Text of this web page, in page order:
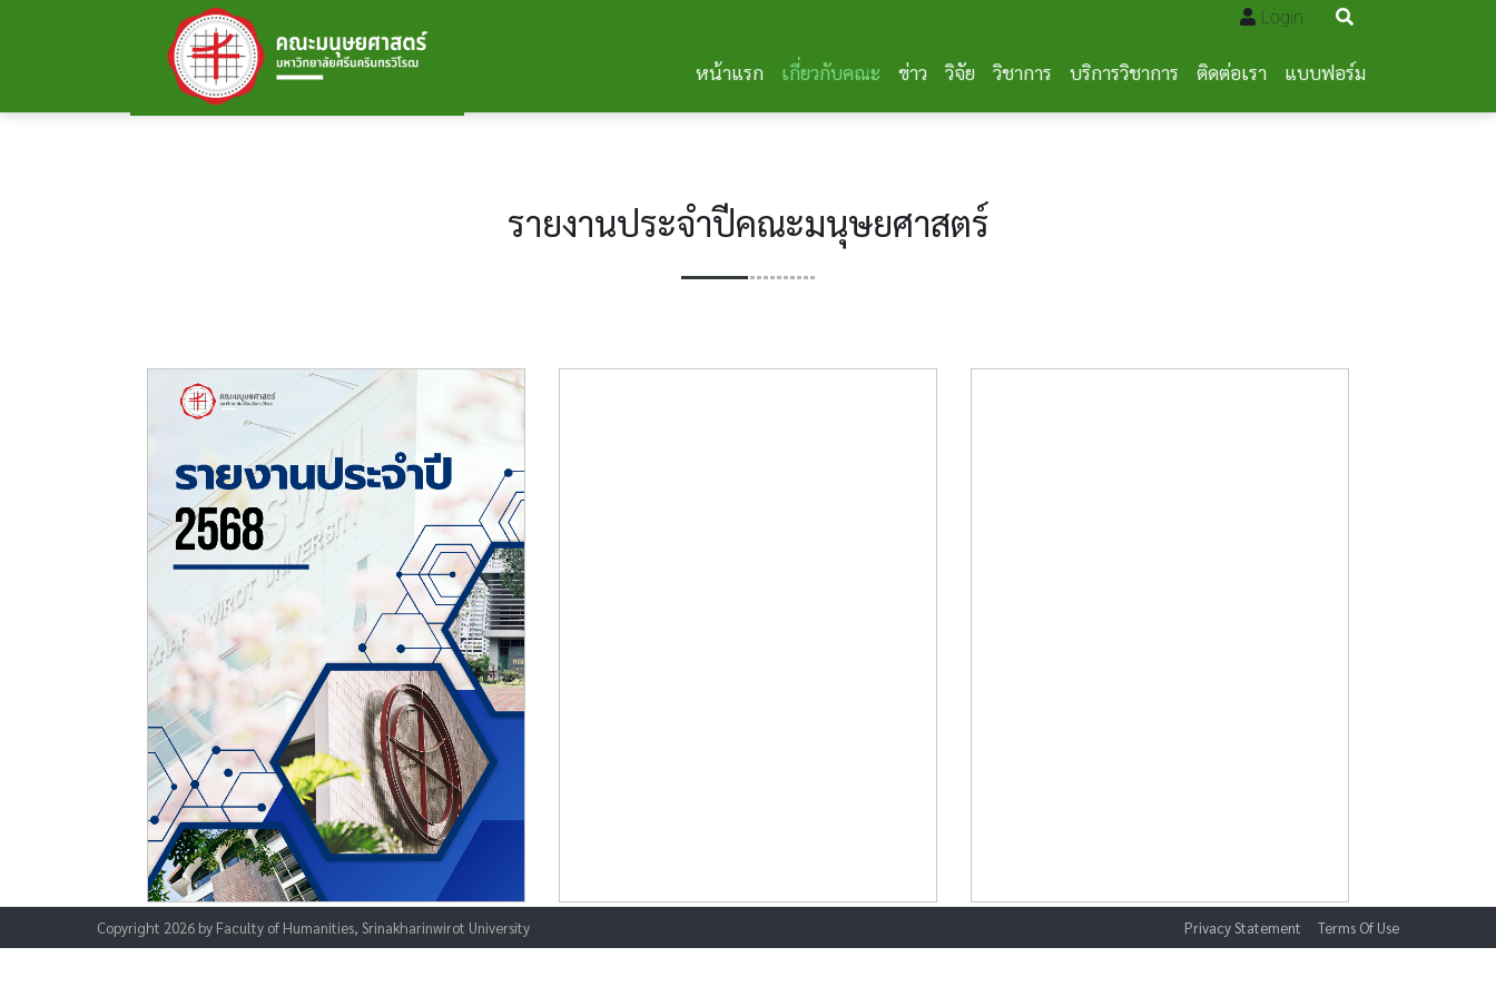
Login
หน้าแรก เกี่ยวกับคณะ ข่าว วิจัย วิชาการ บริการวิชาการ ติดต่อเรา แบบฟอร์ม
รายงานประจำปีคณะมนุษยศาสตร์
Terms Of Use
Privacy Statement
Copyright 2026 by Faculty of Humanities, Srinakharinwirot University